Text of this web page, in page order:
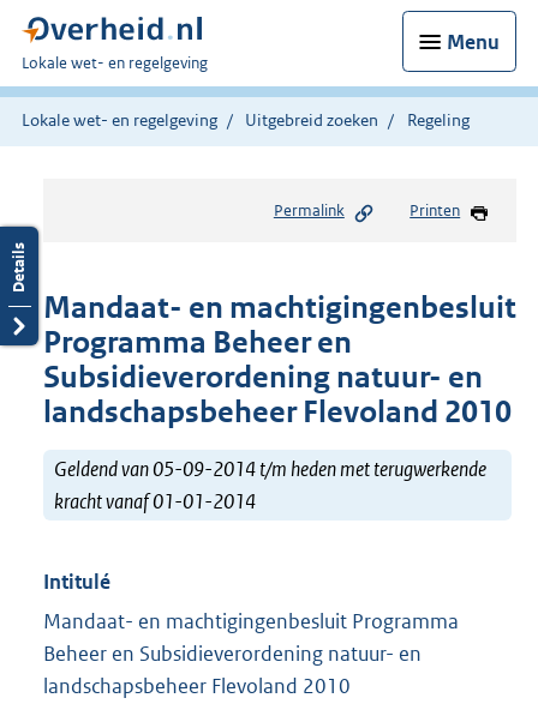
Menu
U
bent
hier:
Lokale wet- en regelgeving
Lokale wet- en regelgeving Uitgebreid zoeken Regeling
Permalink Printen
Mandaat- en machtigingenbesluit
Programma Beheer en
Subsidieverordening natuur- en
landschapsbeheer Flevoland 2010
Geldend van 05-09-2014 t/m heden met terugwerkende
kracht vanaf 01-01-2014
Intitulé
Mandaat- en machtigingenbesluit Programma
Beheer en Subsidieverordening natuur- en
landschapsbeheer Flevoland 2010